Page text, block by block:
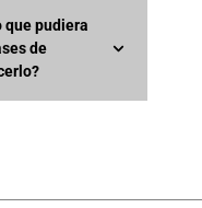
que pudiera
de